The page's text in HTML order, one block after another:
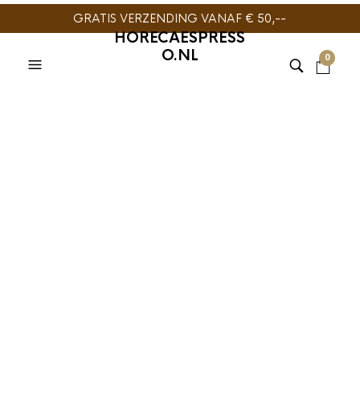
GRATIS VERZENDING VANAF € 50,--
HORECAESPRESS
O.NL
0